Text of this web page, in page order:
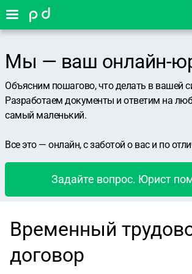
Мы — ваш онлайн-
Объясним пошагово, что делать в вашей
Разработаем документы и ответим на
самый маленький.
Все это — онлайн, с заботой о вас и по
Задайте вопрос. Юрист
Временный
договор